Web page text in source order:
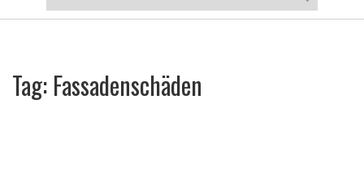
Tag: Fassadenschäden